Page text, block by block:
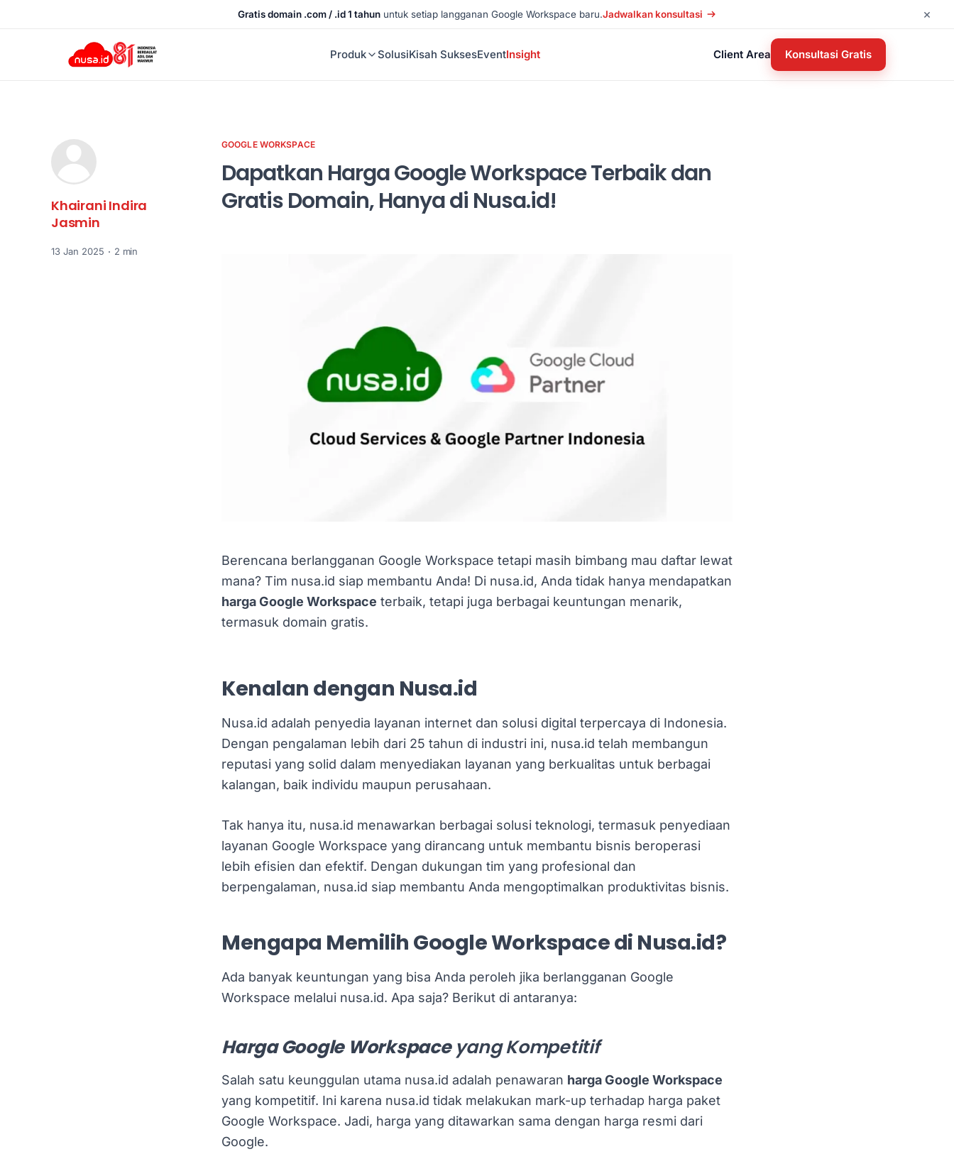
Gratis domain .com / .id 1 tahun untuk setiap langganan Google Workspace baru.Jadwalkan konsultasi ×
Produk SolusiKisah SuksesEventInsight Client Area Konsultasi Gratis
GOOGLE WORKSPACE
Dapatkan Harga Google Workspace Terbaik dan
Gratis Domain, Hanya di Nusa.id!
Khairani Indira
Jasmin
13 Jan 2025 2 min
Berencana berlangganan Google Workspace tetapi masih bimbang mau daftar lewat
mana? Tim nusa.id siap membantu Anda! Di nusa.id, Anda tidak hanya mendapatkan
harga Google Workspace terbaik, tetapi juga berbagai keuntungan menarik,
termasuk domain gratis.
Kenalan dengan Nusa.id
Nusa.id adalah penyedia layanan internet dan solusi digital terpercaya di Indonesia.
Dengan pengalaman lebih dari 25 tahun di industri ini, nusa.id telah membangun
reputasi yang solid dalam menyediakan layanan yang berkualitas untuk berbagai
kalangan, baik individu maupun perusahaan.
Tak hanya itu, nusa.id menawarkan berbagai solusi teknologi, termasuk penyediaan
layanan Google Workspace yang dirancang untuk membantu bisnis beroperasi
lebih efisien dan efektif. Dengan dukungan tim yang profesional dan
berpengalaman, nusa.id siap membantu Anda mengoptimalkan produktivitas bisnis.
Mengapa Memilih Google Workspace di Nusa.id?
Ada banyak keuntungan yang bisa Anda peroleh jika berlangganan Google
Workspace melalui nusa.id. Apa saja? Berikut di antaranya:
Harga Google Workspaceyang Kompetitif
Salah satu keunggulan utama nusa.id adalah penawaran harga Google Workspace
yang kompetitif. Ini karena nusa.id tidak melakukan mark-up terhadap harga paket
Google Workspace. Jadi, harga yang ditawarkan sama dengan harga resmi dari
Google.